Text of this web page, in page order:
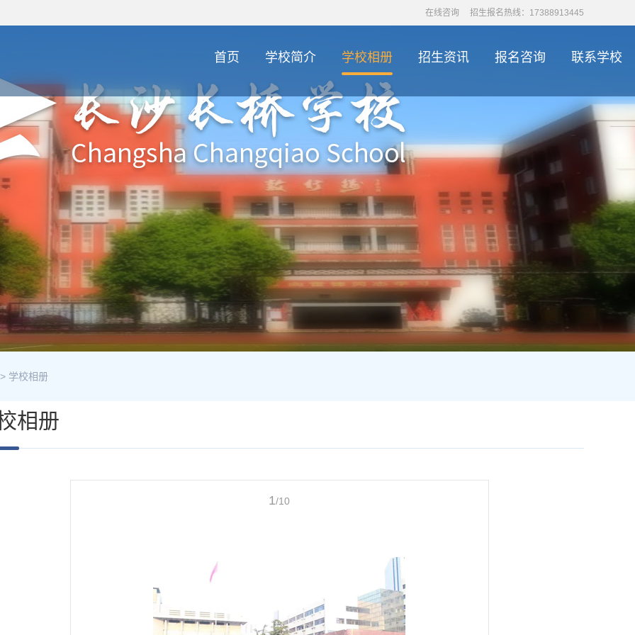
在线咨询 招生报名热线：17388913445
首页 学校简介 学校相册 招生资讯 报名咨询 联系学校
学校相册
相册
1/10